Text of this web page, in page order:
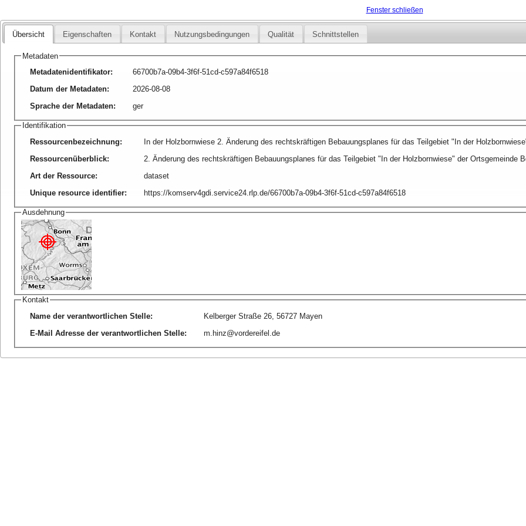
Fenster schließen
Übersicht Eigenschaften Kontakt Nutzungsbedingungen Qualität Schnittstellen
Metadaten
Metadatenidentifikator:
66700b7a-09b4-3f6f-51cd-c597a84f6518
Datum der Metadaten:
2026-08-08
Sprache der Metadaten: ger
Identifikation
Ressourcenbezeichnung:
In der Holzbornwiese 2. Änderung des rechtskräftigen Bebauungsplanes für das Teilgebiet "In der
Ressourcenüberblick:
2. Änderung des rechtskräftigen Bebauungsplanes für das Teilgebiet "In der Holzbornwiese" der Ortsgemeinde
Art der Ressource:
dataset
Unique resource identifier: https://komserv4gdi.service24.rlp.de/66700b7a-09b4-3f6f-51cd-c597a84f6518
Ausdehnung
Kontakt
Name der verantwortlichen Stelle:
Kelberger Straße 26, 56727 Mayen
E-Mail Adresse der verantwortlichen Stelle: m.hinz@vordereifel.de